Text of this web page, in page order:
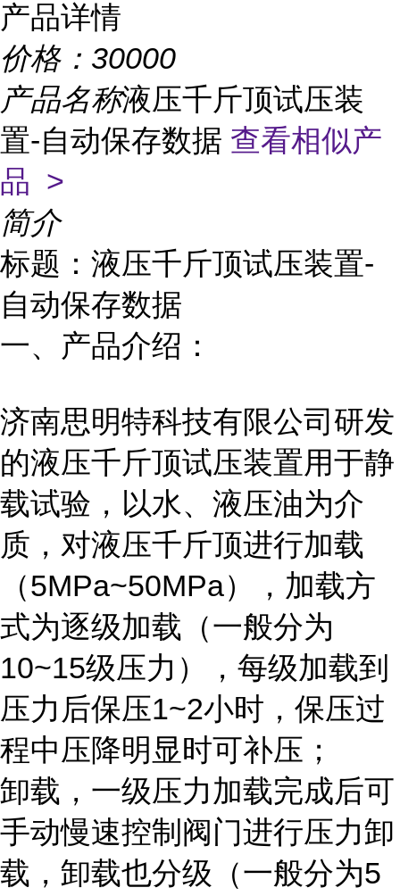
产品详情
价格： 30000
产品名称液压千斤顶试压装
置-自动保存数据 查看相似产
品 >
简介
标题：液压千斤顶试压装置-
自动保存数据
一、产品介绍：
济南思明特科技有限公司研发
的液压千斤顶试压装置用于静
载试验，以水、液压油为介
质，对液压千斤顶进行加载
（5MPa~50MPa），加载方
式为逐级加载（一般分为
10~15级压力），每级加载到
压力后保压1~2小时，保压过
程中压降明显时可补压；
卸载，一级压力加载完成后可
手动慢速控制阀门进行压力卸
载，卸载也分级（一般分为5